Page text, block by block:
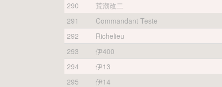
290
荒潮改二
291
Commandant Teste
292
Richelieu
293
伊400
294
伊13
295
伊14